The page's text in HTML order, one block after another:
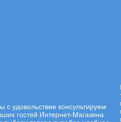
с удовольствие консультируем
гостей Интернет-Магазина